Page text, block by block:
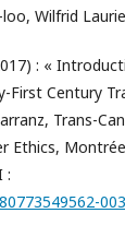
Wilfrid
: «
Century
Trans-
Ethics,
:
003